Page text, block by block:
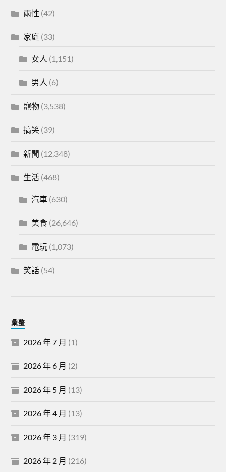
兩性 (42)
家庭 (33)
女人 (1,151)
男人 (6)
寵物 (3,538)
搞笑 (39)
新聞 (12,348)
生活 (468)
汽車 (630)
美食 (26,646)
電玩 (1,073)
笑話 (54)
彙整
2026 年 7 月 (1)
2026 年 6 月 (2)
2026 年 5 月 (13)
2026 年 4 月 (13)
2026 年 3 月 (319)
2026 年 2 月 (216)